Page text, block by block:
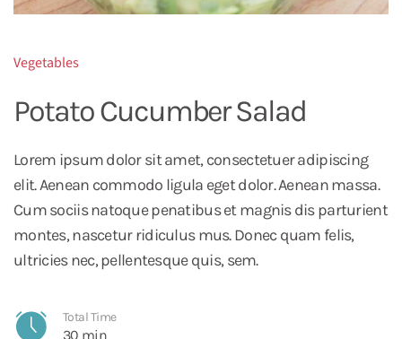
Vegetables
Potato Cucumber Salad
Lorem ipsum dolor sit amet, consectetuer adipiscing
elit. Aenean commodo ligula eget dolor. Aenean massa.
Cum sociis natoque penatibus et magnis dis parturient
montes, nascetur ridiculus mus. Donec quam felis,
ultricies nec, pellentesque quis, sem.
Total Time
30 min